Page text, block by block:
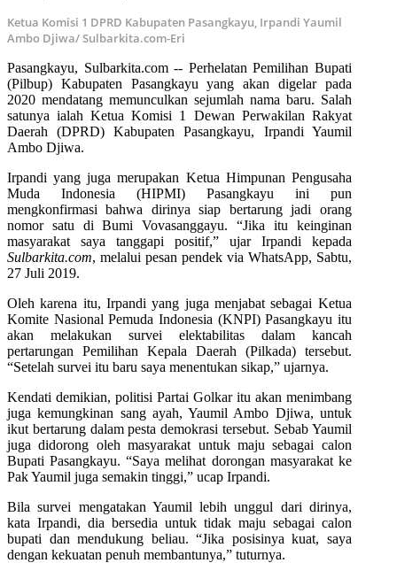
Ketua Komisi 1 DPRD Kabupaten Pasangkayu, Irpandi Yaumil
Ambo Djiwa/ Sulbarkita.com-Eri
Pasangkayu, Sulbarkita.com -- Perhelatan Pemilihan Bupati
(Pilbup) Kabupaten Pasangkayu yang akan digelar pada
2020 mendatang memunculkan sejumlah nama baru. Salah
satunya ialah Ketua Komisi 1 Dewan Perwakilan Rakyat
Daerah (DPRD) Kabupaten Pasangkayu, Irpandi Yaumil
Ambo Djiwa.
Irpandi yang juga merupakan Ketua Himpunan Pengusaha
Muda Indonesia (HIPMI) Pasangkayu ini pun
mengkonfirmasi bahwa dirinya siap bertarung jadi orang
nomor satu di Bumi Vovasanggayu. “Jika itu keinginan
masyarakat saya tanggapi positif,” ujar Irpandi kepada
Sulbarkita.com, melalui pesan pendek via WhatsApp, Sabtu,
27 Juli 2019.
Oleh karena itu, Irpandi yang juga menjabat sebagai Ketua
Komite Nasional Pemuda Indonesia (KNPI) Pasangkayu itu
akan melakukan survei elektabilitas dalam kancah
pertarungan Pemilihan Kepala Daerah (Pilkada) tersebut.
“Setelah survei itu baru saya menentukan sikap,” ujarnya.
Kendati demikian, politisi Partai Golkar itu akan menimbang
juga kemungkinan sang ayah, Yaumil Ambo Djiwa, untuk
ikut bertarung dalam pesta demokrasi tersebut. Sebab Yaumil
juga didorong oleh masyarakat untuk maju sebagai calon
Bupati Pasangkayu. “Saya melihat dorongan masyarakat ke
Pak Yaumil juga semakin tinggi,” ucap Irpandi.
Bila survei mengatakan Yaumil lebih unggul dari dirinya,
kata Irpandi, dia bersedia untuk tidak maju sebagai calon
bupati dan mendukung beliau. “Jika posisinya kuat, saya
dengan kekuatan penuh membantunya,” tuturnya.